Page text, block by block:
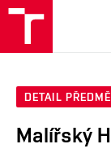
DETAIL
Malířský